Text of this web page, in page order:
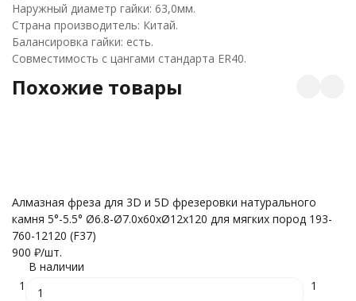
Наружный диаметр гайки: 63,0мм.
Страна производитель: Китай.
Балансировка гайки: есть.
Совместимость с цангами стандарта ER40.
Похожие товары
Алмазная фреза для 3D и 5D фрезеровки натурального
камня 5°-5.5° Ø6.8-Ø7.0x60xØ12x120 для мягких пород 193-
760-12120 (F37)
900 ₽/шт.
В наличии
1
1